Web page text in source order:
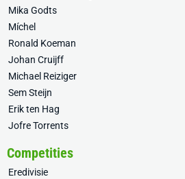
Mika Godts
Míchel
Ronald Koeman
Johan Cruijff
Michael Reiziger
Sem Steijn
Erik ten Hag
Jofre Torrents
Competities
Eredivisie